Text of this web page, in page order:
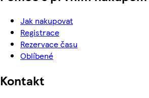
Jak nakupovat
Registrace
Rezervace času
Oblíbené
Kontakt